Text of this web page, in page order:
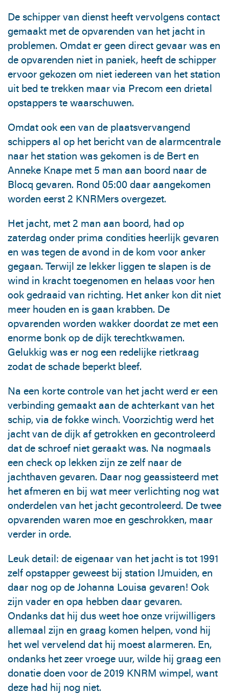
De schipper van dienst heeft vervolgens contact
gemaakt met de opvarenden van het jacht in
problemen. Omdat er geen direct gevaar was en
de opvarenden niet in paniek, heeft de schipper
ervoor gekozen om niet iedereen van het station
uit bed te trekken maar via Precom een drietal
opstappers te waarschuwen.
Omdat ook een van de plaatsvervangend
schippers al op het bericht van de alarmcentrale
naar het station was gekomen is de Bert en
Anneke Knape met 5 man aan boord naar de
Blocq gevaren. Rond 05:00 daar aangekomen
worden eerst 2 KNRMers overgezet.
Het jacht, met 2 man aan boord, had op
zaterdag onder prima condities heerlijk gevaren
en was tegen de avond in de kom voor anker
gegaan. Terwijl ze lekker liggen te slapen is de
wind in kracht toegenomen en helaas voor hen
ook gedraaid van richting. Het anker kon dit niet
meer houden en is gaan krabben. De
opvarenden worden wakker doordat ze met een
enorme bonk op de dijk terechtkwamen.
Gelukkig was er nog een redelijke rietkraag
zodat de schade beperkt bleef.
Na een korte controle van het jacht werd er een
verbinding gemaakt aan de achterkant van het
schip, via de fokke winch. Voorzichtig werd het
jacht van de dijk af getrokken en gecontroleerd
dat de schroef niet geraakt was. Na nogmaals
een check op lekken zijn ze zelf naar de
jachthaven gevaren. Daar nog geassisteerd met
het afmeren en bij wat meer verlichting nog wat
onderdelen van het jacht gecontroleerd. De twee
opvarenden waren moe en geschrokken, maar
verder in orde.
Leuk detail: de eigenaar van het jacht is tot 1991
zelf opstapper geweest bij station IJmuiden, en
daar nog op de Johanna Louisa gevaren! Ook
zijn vader en opa hebben daar gevaren.
Ondanks dat hij dus weet hoe onze vrijwilligers
allemaal zijn en graag komen helpen, vond hij
het wel vervelend dat hij moest alarmeren. En,
ondanks het zeer vroege uur, wilde hij graag een
donatie doen voor de 2019 KNRM wimpel, want
deze had hij nog niet.